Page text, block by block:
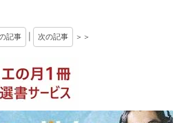
記事 次の記事 ＞＞